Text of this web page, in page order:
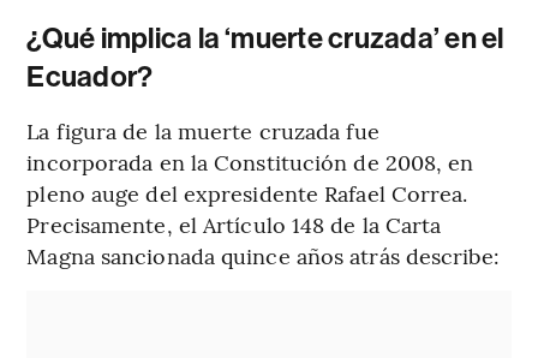
¿Qué implica la ‘muerte cruzada’ en el
Ecuador?
La figura de la muerte cruzada fue
incorporada en la Constitución de 2008, en
pleno auge del expresidente Rafael Correa.
Precisamente, el Artículo 148 de la Carta
Magna sancionada quince años atrás describe: